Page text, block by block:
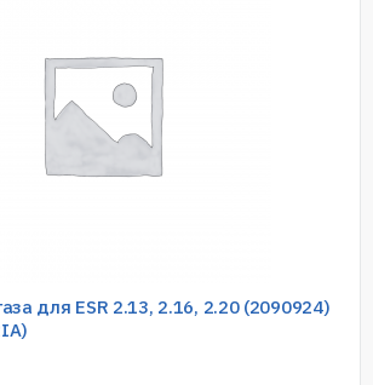
для ESR 2.13, 2.16, 2.20 (2090924)